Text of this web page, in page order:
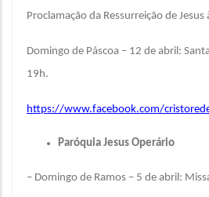
Proclamação da Ressurreição de Jesus
Domingo de Páscoa – 12 de abril:
19h.
https://www.facebook.com/
Paróquia Jesus Operário
– Domingo de Ramos – 5 de abril: